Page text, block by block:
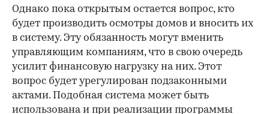
Однако пока открытым остается вопрос, кто
будет производить осмотры домов и вносить их
в систему. Эту обязанность могут вменить
управляющим компаниям, что в свою очередь
усилит финансовую нагрузку на них. Этот
вопрос будет урегулирован подзаконными
актами. Подобная система может быть
использована и при реализации программы